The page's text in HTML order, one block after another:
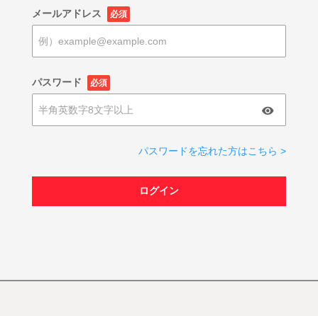
メールアドレス 必須
パスワード 必須
パスワードを忘れた方はこちら >
ログイン